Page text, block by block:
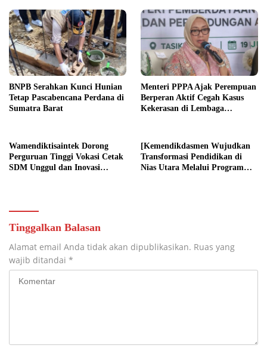
BNPB Serahkan Kunci Hunian
Tetap Pascabencana Perdana di
Sumatra Barat
Menteri PPPA Ajak Perempuan
Berperan Aktif Cegah Kasus
Kekerasan di Lembaga
Wamendiktisaintek Dorong
Perguruan Tinggi Vokasi Cetak
SDM Unggul dan Inovasi
[Kemendikdasmen Wujudkan
Transformasi Pendidikan di
Nias Utara Melalui Program
Tinggalkan Balasan
Alamat email Anda tidak akan dipublikasikan. Ruas yang
wajib ditandai *